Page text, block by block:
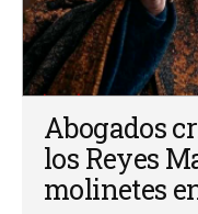
Abogados
los Reyes
molinetes